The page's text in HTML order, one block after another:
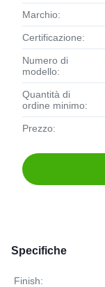
Marchio:
Certificazione:
Numero di
modello:
Quantità di
ordine minimo:
Prezzo:
Specifiche
Finish: